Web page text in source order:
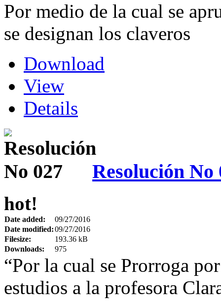
Por medio de la cual se
se designan los claveros
Download
View
Details
Resolución No
hot!
Date added:
09/27/2016
Date modified:09/27/2016
Filesize:
193.36 kB
Downloads:
975
“Por la cual se Prorroga
estudios a la profesora